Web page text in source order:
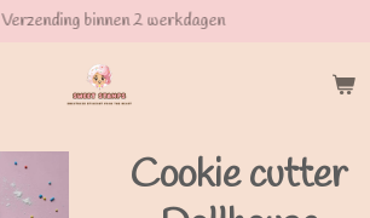
Verzending binnen 2 werkdagen
Cookie cutter